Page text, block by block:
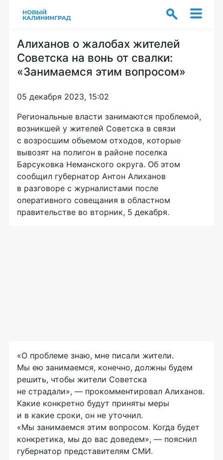
Алиханов о жалобах жителей
Советска на вонь от свалки:
«Занимаемся этим вопросом»
05 декабря 2023, 15:02
Региональные власти занимаются проблемой,
возникшей у жителей Советска в связи
с возросшим объемом отходов, которые
вывозят на полигон в районе поселка
Барсуковка Неманского округа. Об этом
сообщил губернатор Антон Алиханов
в разговоре с журналистами после
оперативного совещания в областном
правительстве во вторник, 5 декабря.
«О проблеме знаю, мне писали жители.
Мы ею занимаемся, конечно, должны будем
решить, чтобы жители Советска
не страдали», — прокомментировал Алиханов.
Какие конкретно будут приняты меры
и в какие сроки, он не уточнил.
«Мы занимаемся этим вопросом. Когда будет
конкретика, мы до вас доведем», — пояснил
губернатор представителям СМИ.